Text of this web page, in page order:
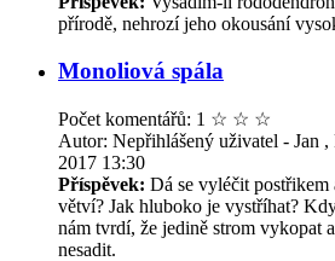
přírodě, nehrozí jeho okousání
Monoliová spála
Počet komentářů: 1 ☆ ☆ ☆
Autor: Nepřihlášený uživatel - Jan ,
2017 13:30
Příspěvek: Dá se vyléčit
větví? Jak hluboko je vystříhat?
nám tvrdí, že jedině strom vykopat
nesadit.